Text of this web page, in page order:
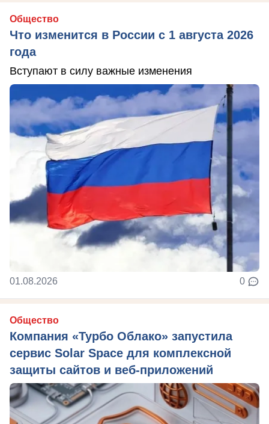
Общество
Что изменится в России с 1 августа 2026
года
Вступают в силу важные изменения
01.08.2026 0
Общество
Компания «Турбо Облако» запустила
сервис Solar Space для комплексной
защиты сайтов и веб-приложений